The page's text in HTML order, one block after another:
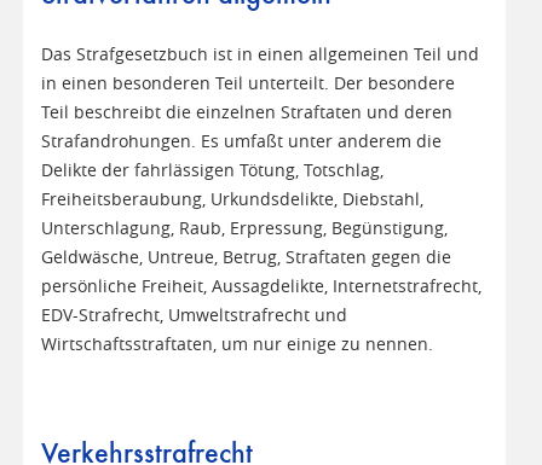
Das Strafgesetzbuch ist in einen allgemeinen Teil und
in einen besonderen Teil unterteilt. Der besondere
Teil beschreibt die einzelnen Straftaten und deren
Strafandrohungen. Es umfaßt unter anderem die
Delikte der fahrlässigen Tötung, Totschlag,
Freiheitsberaubung, Urkundsdelikte, Diebstahl,
Unterschlagung, Raub, Erpressung, Begünstigung,
Geldwäsche, Untreue, Betrug, Straftaten gegen die
persönliche Freiheit, Aussagdelikte, Internetstrafrecht,
EDV-Strafrecht, Umweltstrafrecht und
Wirtschaftsstraftaten, um nur einige zu nennen.
Verkehrsstrafrecht